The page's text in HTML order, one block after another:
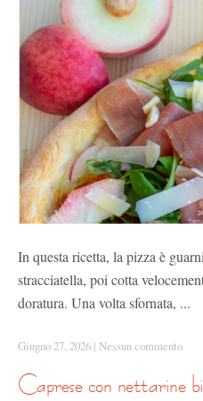
In questa ricetta, la pizza è
stracciatella, poi cotta
doratura. Una volta sfornata, ...
Giugno 27, 2026 | Nessun commento
caprese con nettarine